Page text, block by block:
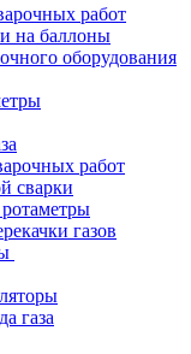
работ
на баллоны
оборудования
работ
сварки
газов
газа